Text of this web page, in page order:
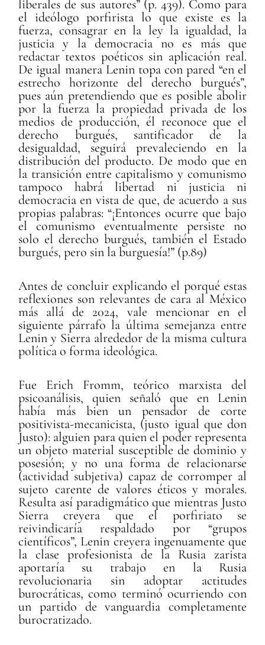
liberales de sus autores” (p. 439). Como para
el ideólogo porfirista lo que existe es la
fuerza, consagrar en la ley la igualdad, la
justicia y la democracia no es más que
redactar textos poéticos sin aplicación real.
De igual manera Lenin topa con pared “en el
estrecho horizonte del derecho burgués”,
pues aún pretendiendo que es posible abolir
por la fuerza la propiedad privada de los
medios de producción, él reconoce que el
derecho burgués, santificador de la
desigualdad, seguirá prevaleciendo en la
distribución del producto. De modo que en
la transición entre capitalismo y comunismo
tampoco habrá libertad ni justicia ni
democracia en vista de que, de acuerdo a sus
propias palabras: “¡Entonces ocurre que bajo
el comunismo eventualmente persiste no
solo el derecho burgués, también el Estado
burgués, pero sin la burguesía!” (p.89)
Antes de concluir explicando el porqué estas
reflexiones son relevantes de cara al México
más allá de 2024, vale mencionar en el
siguiente párrafo la última semejanza entre
Lenin y Sierra alrededor de la misma cultura
política o forma ideológica.
Fue Erich Fromm, teórico marxista del
psicoanálisis, quien señaló que en Lenin
había más bien un pensador de corte
positivista-mecanicista, (justo igual que don
Justo): alguien para quien el poder representa
un objeto material susceptible de dominio y
posesión; y no una forma de relacionarse
(actividad subjetiva) capaz de corromper al
sujeto carente de valores éticos y morales.
Resulta así paradigmático que mientras Justo
Sierra creyera que el porfiriato se
reivindicaría respaldado por “grupos
científicos”, Lenin creyera ingenuamente que
la clase profesionista de la Rusia zarista
aportaría su trabajo en la Rusia
revolucionaria sin adoptar actitudes
burocráticas, como terminó ocurriendo con
un partido de vanguardia completamente
burocratizado.